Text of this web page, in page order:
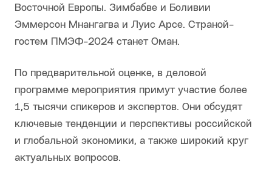
Восточной Европы. Зимбабве и Боливии
Эммерсон Мнангагва и Луис Арсе. Страной-
гостем ПМЭФ-2024 станет Оман.
По предварительной оценке, в деловой
программе мероприятия примут участие более
1,5 тысячи спикеров и экспертов. Они обсудят
ключевые тенденции и перспективы российской
и глобальной экономики, а также широкий круг
актуальных вопросов.